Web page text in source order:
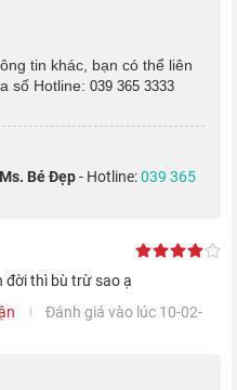
trang bị công nghệsạc pin
ngắn thời gian sạc tối đa.
phương phápsạc không dây
tin khác, bạn có thể liên
số Hotline: 039 365 3333
Ms. Bé Đẹp- Hotline:039 365
đời thì bù trừ sao ạ
Đánh giá vào lúc 10-02-